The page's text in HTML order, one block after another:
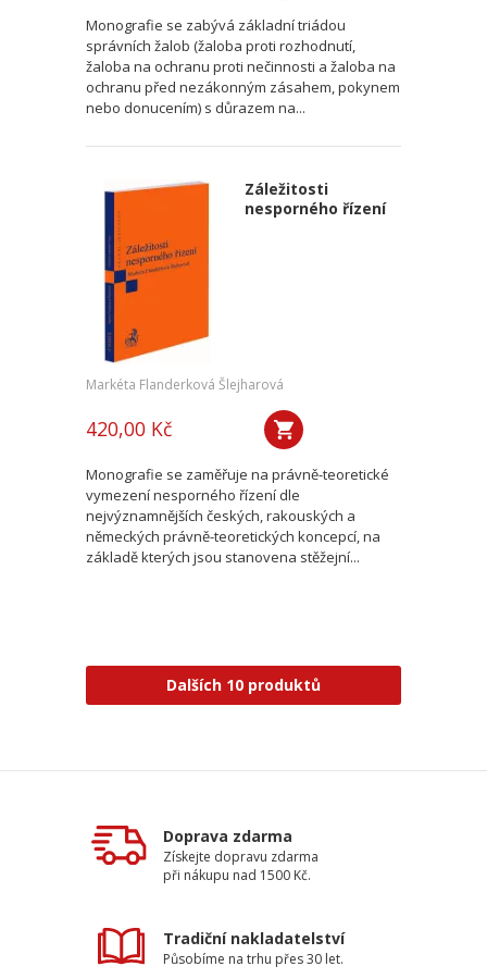
Monografie se zabývá základní triádou
správních žalob (žaloba proti rozhodnutí,
žaloba na ochranu proti nečinnosti a žaloba na
ochranu před nezákonným zásahem, pokynem
nebo donucením) s důrazem na...
Záležitosti
nesporného řízení
Markéta Flanderková Šlejharová
420,00 Kč
Monografie se zaměřuje na právně-teoretické
vymezení nesporného řízení dle
nejvýznamnějších českých, rakouských a
německých právně-teoretických koncepcí, na
základě kterých jsou stanovena stěžejní...
Dalších 10 produktů
Doprava zdarma
Získejte dopravu zdarma
při nákupu nad 1500 Kč.
Tradiční nakladatelství
Působíme na trhu přes 30 let.